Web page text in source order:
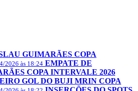
GUIMARÃES COPA
2026 às 18:24 EMPATE DE
COPA INTERVALE 2026
GOL DO BUJI MRIN COPA